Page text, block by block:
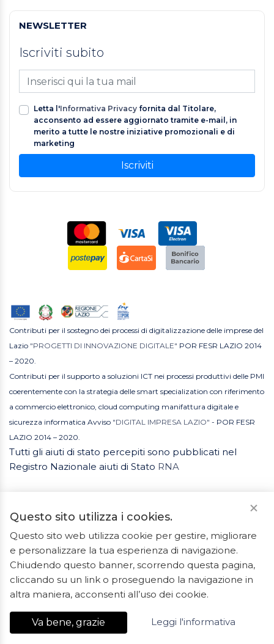
NEWSLETTER
Iscriviti subito
Letta l'Informativa Privacy fornita dal Titolare,
acconsento ad essere aggiornato tramite e-mail, in
merito a tutte le nostre iniziative promozionali e di
marketing
Iscriviti
Contributi per il sostegno dei processi di digitalizzazione delle imprese del
Lazio "PROGETTI DI INNOVAZIONE DIGITALE" POR FESR LAZIO 2014
– 2020.
Contributi per il supporto a soluzioni ICT nei processi produttivi delle PMI
coerentemente con la strategia delle smart specialization con riferimento
a commercio elettronico, cloud computing manifattura digitale e
sicurezza informatica Avviso "DIGITAL IMPRESA LAZIO" - POR FESR
LAZIO 2014 – 2020.
Tutti gli aiuti di stato percepiti sono pubblicati nel
Registro Nazionale aiuti di Stato RNA
2023 © Tutti i diritti riservati. ArredoBagno.shop è un
marchio registrato.
Ceramiche Marrocco - Via Ponte Gagliardo 34 - 04022
Export Digitale| E-commerce Business Suite
Questo sito utilizza i cookies.
Questo sito web utilizza cookie per gestire, migliorare
e personalizzare la tua esperienza di navigazione.
Chiudendo questo banner, scorrendo questa pagina,
cliccando su un link o proseguendo la navigazione in
altra maniera, acconsenti all’uso dei cookie.
Va bene, grazie Leggi l'informativa